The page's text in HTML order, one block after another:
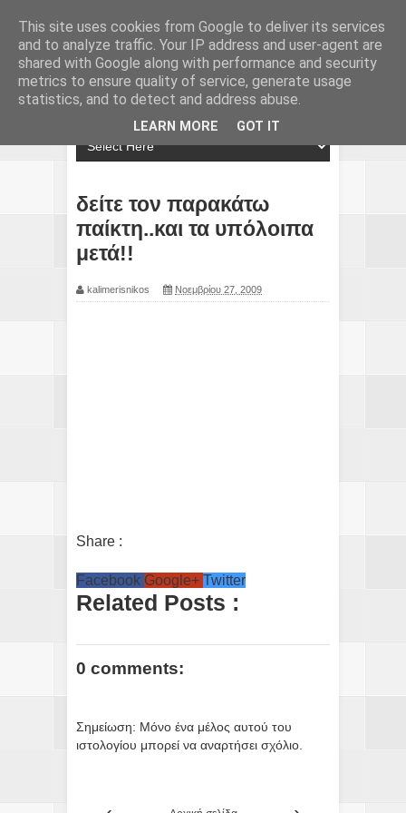
δείτε τον παρακάτω
παίκτη..και τα υπόλοιπα
μετά!!
kalimerisnikos Νοεμβρίου 27, 2009
Share :
Facebook Google+ Twitter
Related Posts :
0 comments:
Σημείωση: Μόνο ένα μέλος αυτού του
ιστολογίου μπορεί να αναρτήσει σχόλιο.
This site uses cookies from Google to deliver its services
and to analyze traffic. Your IP address and user-agent are
shared with Google along with performance and security
metrics to ensure quality of service, generate usage
statistics, and to detect and address abuse.
LEARN MORE GOT IT